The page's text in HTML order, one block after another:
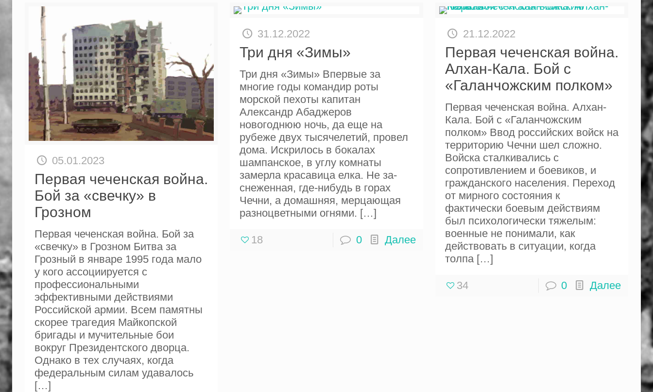
05.01.2023
Первая чеченская война.
Бой за «свечку» в
Грозном
Первая чеченская война. Бой за
«свечку» в Грозном Битва за
Грозный в январе 1995 года мало
у кого ассоциируется с
профессиональными
эффективными действиями
Российской армии. Всем памятны
скорее трагедия Майкопской
бригады и мучительные бои
вокруг Президентского дворца.
Однако в тех случаях, когда
федеральным силам удавалось
[…]
31.12.2022
Три дня «Зимы»
Три дня «Зимы» Впервые за
многие годы командир роты
морской пехоты капитан
Александр Абаджеров
новогоднюю ночь, да еще на
рубеже двух тысячелетий, провел
дома. Искрилось в бокалах
шампанское, в углу комнаты
замерла красавица елка. Не за­
снеженная, где-нибудь в горах
Чечни, а домашняя, мерцающая
разноцветными огнями. […]
18 0 Далее
21.12.2022
Первая чеченская война.
Алхан-Кала. Бой с
«Галанчожским полком»
Первая чеченская война. Алхан-
Кала. Бой с «Галанчожским
полком» Ввод российских войск на
территорию Чечни шел сложно.
Войска сталкивались с
сопротивлением и боевиков, и
гражданского населения. Переход
от мирного состояния к
фактически боевым действиям
был психологически тяжелым:
военные не понимали, как
действовать в ситуации, когда
толпа[…]
34 0 Далее